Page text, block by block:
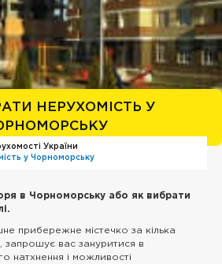
України
у Чорноморську
в Чорноморську або як вибрати
прибережне містечко за кілька
запрошує вас зануритися в
натхнення і можливості